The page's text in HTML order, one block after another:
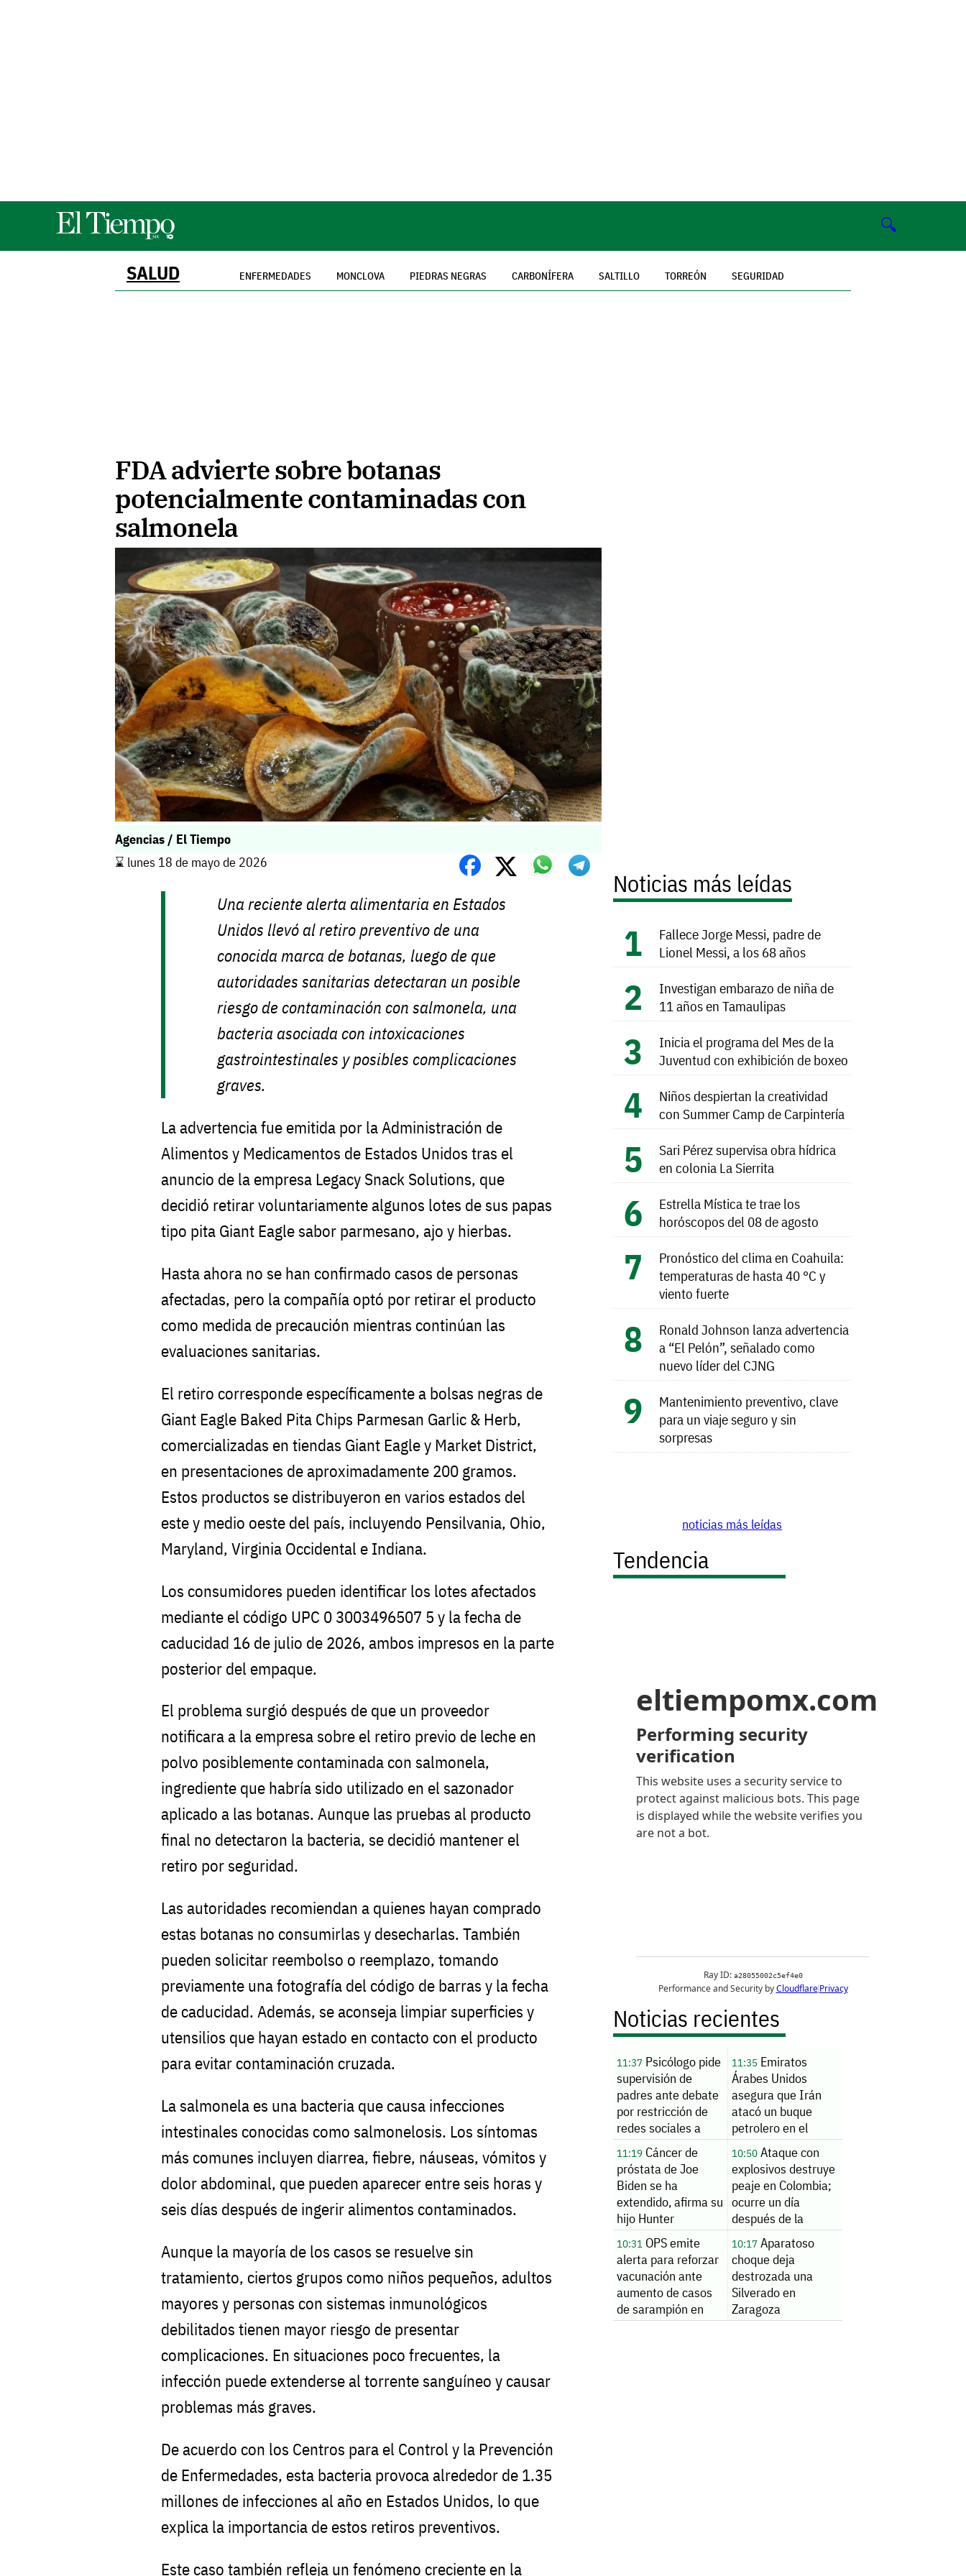
🔍
SALUD ENFERMEDADES MONCLOVA PIEDRAS NEGRAS CARBONÍFERA SALTILLO TORREÓN SEGURIDAD
FDA advierte sobre botanas
potencialmente contaminadas con
salmonela
Agencias / El Tiempo
⌛️ lunes 18 de mayo de 2026
Una reciente alerta alimentaria en Estados
Unidos llevó al retiro preventivo de una
conocida marca de botanas, luego de que
autoridades sanitarias detectaran un posible
riesgo de contaminación con salmonela, una
bacteria asociada con intoxicaciones
gastrointestinales y posibles complicaciones
graves.
La advertencia fue emitida por la Administración de
Alimentos y Medicamentos de Estados Unidos tras el
anuncio de la empresa Legacy Snack Solutions, que
decidió retirar voluntariamente algunos lotes de sus papas
tipo pita Giant Eagle sabor parmesano, ajo y hierbas.
Hasta ahora no se han confirmado casos de personas
afectadas, pero la compañía optó por retirar el producto
como medida de precaución mientras continúan las
evaluaciones sanitarias.
El retiro corresponde específicamente a bolsas negras de
Giant Eagle Baked Pita Chips Parmesan Garlic & Herb,
comercializadas en tiendas Giant Eagle y Market District,
en presentaciones de aproximadamente 200 gramos.
Estos productos se distribuyeron en varios estados del
este y medio oeste del país, incluyendo Pensilvania, Ohio,
Maryland, Virginia Occidental e Indiana.
Los consumidores pueden identificar los lotes afectados
mediante el código UPC 0 3003496507 5 y la fecha de
caducidad 16 de julio de 2026, ambos impresos en la parte
posterior del empaque.
El problema surgió después de que un proveedor
notificara a la empresa sobre el retiro previo de leche en
polvo posiblemente contaminada con salmonela,
ingrediente que habría sido utilizado en el sazonador
aplicado a las botanas. Aunque las pruebas al producto
final no detectaron la bacteria, se decidió mantener el
retiro por seguridad.
Las autoridades recomiendan a quienes hayan comprado
estas botanas no consumirlas y desecharlas. También
pueden solicitar reembolso o reemplazo, tomando
previamente una fotografía del código de barras y la fecha
de caducidad. Además, se aconseja limpiar superficies y
utensilios que hayan estado en contacto con el producto
para evitar contaminación cruzada.
La salmonela es una bacteria que causa infecciones
intestinales conocidas como salmonelosis. Los síntomas
más comunes incluyen diarrea, fiebre, náuseas, vómitos y
dolor abdominal, que pueden aparecer entre seis horas y
seis días después de ingerir alimentos contaminados.
Aunque la mayoría de los casos se resuelve sin
tratamiento, ciertos grupos como niños pequeños, adultos
mayores y personas con sistemas inmunológicos
debilitados tienen mayor riesgo de presentar
complicaciones. En situaciones poco frecuentes, la
infección puede extenderse al torrente sanguíneo y causar
problemas más graves.
De acuerdo con los Centros para el Control y la Prevención
de Enfermedades, esta bacteria provoca alrededor de 1.35
millones de infecciones al año en Estados Unidos, lo que
explica la importancia de estos retiros preventivos.
Este caso también refleja un fenómeno creciente en la
Noticias más leídas
Fallece Jorge Messi, padre de
Lionel Messi, a los 68 años
Investigan embarazo de niña de
11 años en Tamaulipas
Inicia el programa del Mes de la
Juventud con exhibición de boxeo
Niños despiertan la creatividad
con Summer Camp de Carpintería
Sari Pérez supervisa obra hídrica
en colonia La Sierrita
Estrella Mística te trae los
horóscopos del 08 de agosto
Pronóstico del clima en Coahuila:
temperaturas de hasta 40 °C y
viento fuerte
Ronald Johnson lanza advertencia
a “El Pelón”, señalado como
nuevo líder del CJNG
Mantenimiento preventivo, clave
para un viaje seguro y sin
sorpresas
noticias más leídas
Tendencia
Noticias recientes
11:37 Psicólogo pide
supervisión de
padres ante debate
por restricción de
redes sociales a
menores
11:35Emiratos
Árabes Unidos
asegura que Irán
atacó un buque
petrolero en el
estrecho de Ormuz
11:19 Cáncer de
próstata de Joe
Biden se ha
extendido, afirma su
hijo Hunter
10:50Ataque con
explosivos destruye
peaje en Colombia;
ocurre un día
después de la
investidura
presidencial
10:31 OPS emite
alerta para reforzar
vacunación ante
aumento de casos
de sarampión en
América
10:17Aparatoso
choque deja
destrozada una
Silverado en
Zaragoza